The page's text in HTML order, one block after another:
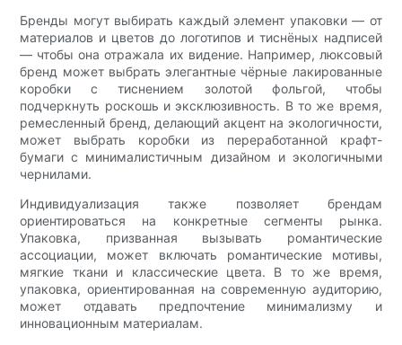
Бренды могут выбирать каждый элемент упаковки — от
материалов и цветов до логотипов и тиснёных надписей
— чтобы она отражала их видение. Например, люксовый
бренд может выбрать элегантные чёрные лакированные
коробки с тиснением золотой фольгой, чтобы
подчеркнуть роскошь и эксклюзивность. В то же время,
ремесленный бренд, делающий акцент на экологичности,
может выбрать коробки из переработанной крафт-
бумаги с минималистичным дизайном и экологичными
чернилами.
Индивидуализация также позволяет брендам
ориентироваться на конкретные сегменты рынка.
Упаковка, призванная вызывать романтические
ассоциации, может включать романтические мотивы,
мягкие ткани и классические цвета. В то же время,
упаковка, ориентированная на современную аудиторию,
может отдавать предпочтение минимализму и
инновационным материалам.